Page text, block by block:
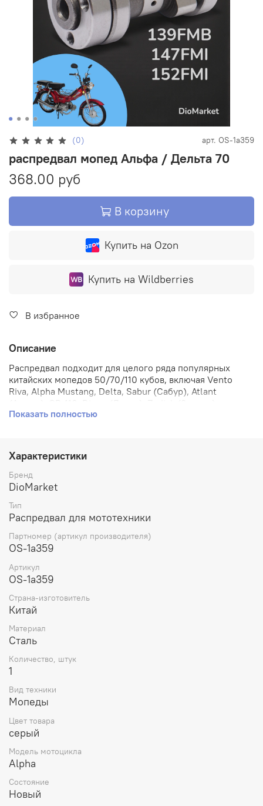
(0) арт. OS-1a359
распредвал мопед Альфа / Дельта 70
368.00 руб
В корзину
Купить на Ozon
Купить на Wildberries
В избранное
Описание
Распредвал подходит для целого ряда популярных
китайских мопедов 50/70/110 кубов, включая Vento
Riva, Alpha Mustang, Delta, Sabur (Сабур), Atlant
аналогов с двигателями 139fmb / 147fmi / 152fmi.
двигателя. Он является частью механизма
газораспределения и имеет ключевое значение для
правильной работы двигателя. Распредвал состоит из
одной или нескольких эксцентриков, которые
выпуклые участки, которые управляют подъемом и
опусканием клапанов через толкатели или рычаги.
Распредвал контролирует подачу и выпуск газов:
распредвал открывает и закрывает клапаны в нужное
попасть в цилиндр и выталкивать отработанные газы.
Показать полностью
Характеристики
Бренд
DioMarket
Тип
Распредвал для мототехники
Партномер (артикул производителя)
OS-1a359
Артикул
OS-1a359
Страна-изготовитель
Китай
Материал
Сталь
Количество, штук
1
Вид техники
Мопеды
Цвет товара
серый
Модель мотоцикла
Alpha
Состояние
Новый